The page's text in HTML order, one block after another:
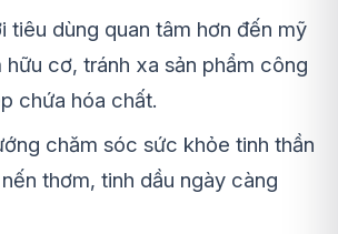
tiêu dùng quan tâm hơn đến mỹ
hữu cơ, tránh xa sản phẩm công
chứa hóa chất.
chăm sóc sức khỏe tinh thần
thơm, tinh dầu ngày càng